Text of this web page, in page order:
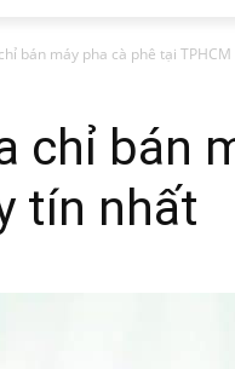
bán máy pha cà phê tại
chỉ bán
tín nhất